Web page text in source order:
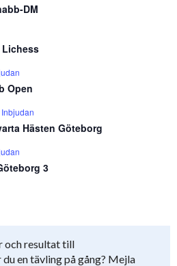
DM
Lichess
Open
Inbjudan
Hästen Göteborg
3
och resultat till
du en tävling på gång? Mejla